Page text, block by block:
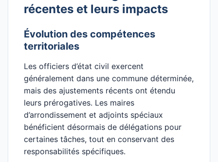
récentes et leurs impacts
Évolution des compétences
territoriales
Les officiers d’état civil exercent
généralement dans une commune déterminée,
mais des ajustements récents ont étendu
leurs prérogatives. Les maires
d’arrondissement et adjoints spéciaux
bénéficient désormais de délégations pour
certaines tâches, tout en conservant des
responsabilités spécifiques.